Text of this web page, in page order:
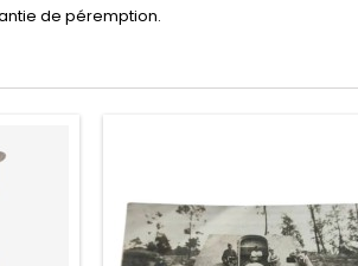
de péremption.